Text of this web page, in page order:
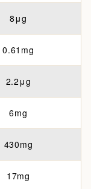
8μg
0.61mg
2.2μg
6mg
430mg
17mg